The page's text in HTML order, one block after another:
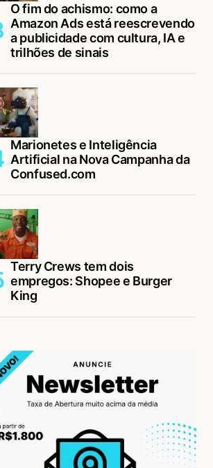
O fim do achismo: como a
Amazon Ads está reescrevendo
a publicidade com cultura, IA e
trilhões de sinais
Marionetes e Inteligência
Artificial na Nova Campanha da
Confused.com
Terry Crews tem dois
empregos: Shopee e Burger
King